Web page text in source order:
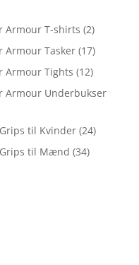
Armour T-shirts (2)
Armour Tasker (17)
Armour Tights (12)
Armour Underbukser
til Kvinder (24)
Grips til Mænd (34)